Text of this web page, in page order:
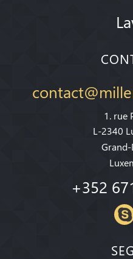
1. rue
L-2340
+352